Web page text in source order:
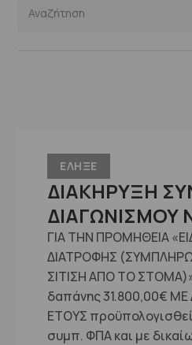
ΕΛΗΞΕ
ΔΙΑΚΗΡΥΞΗ
ΔΙΑΓΩΝΙΣΜΟΥ
ΓΙΑ ΤΗΝ ΠΡΟΜΗΘΕΙΑ
ΔΙΑΤΡΟΦΗΣ
ΣΙΤΙΣΗ ΑΠΟ ΤΟ
δαπάνης 31.800,00€
ΕΤΟΥΣ
συμπ. ΦΠΑ και με